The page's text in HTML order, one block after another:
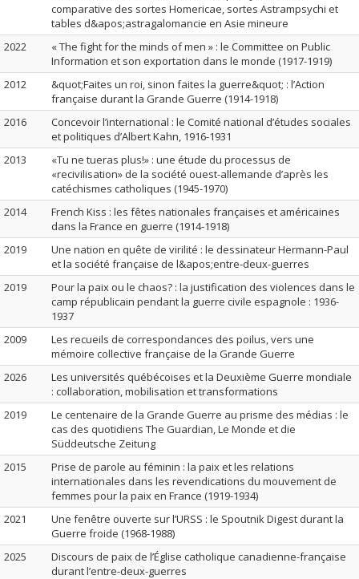
comparative des sortes Homericae, sortes Astrampsychi et
tables d&apos;astragalomancie en Asie mineure
2022
« The fight for the minds of men » : le Committee on Public
Information et son exportation dans le monde (1917-1919)
2012
&quot;Faites un roi, sinon faites la guerre&quot; : l’Action
française durant la Grande Guerre (1914-1918)
2016
Concevoir l’international : le Comité national d’études sociales
et politiques d’Albert Kahn, 1916-1931
2013
«Tu ne tueras plus!» : une étude du processus de
«recivilisation» de la société ouest-allemande d’après les
catéchismes catholiques (1945-1970)
2014
French Kiss : les fêtes nationales françaises et américaines
dans la France en guerre (1914-1918)
2019
Une nation en quête de virilité : le dessinateur Hermann-Paul
et la société française de l&apos;entre-deux-guerres
2019
Pour la paix ou le chaos? : la justification des violences dans le
camp républicain pendant la guerre civile espagnole : 1936-
1937
2009
Les recueils de correspondances des poilus, vers une
mémoire collective française de la Grande Guerre
2026
Les universités québécoises et la Deuxième Guerre mondiale
: collaboration, mobilisation et transformations
2019
Le centenaire de la Grande Guerre au prisme des médias : le
cas des quotidiens The Guardian, Le Monde et die
Süddeutsche Zeitung
2015
Prise de parole au féminin : la paix et les relations
internationales dans les revendications du mouvement de
femmes pour la paix en France (1919-1934)
2021
Une fenêtre ouverte sur l’URSS : le Spoutnik Digest durant la
Guerre froide (1968-1988)
2025
Discours de paix de l’Église catholique canadienne-française
durant l’entre-deux-guerres